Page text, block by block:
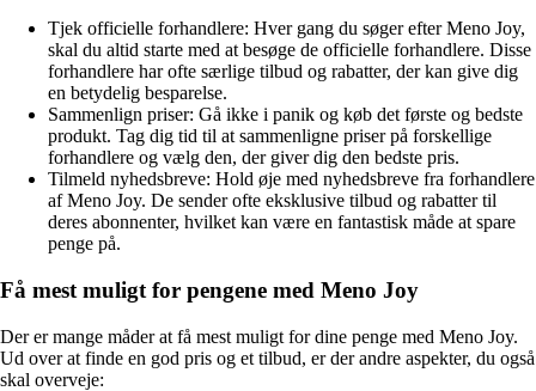
Tjek officielle forhandlere: Hver gang du søger efter Meno Joy,
skal du altid starte med at besøge de officielle forhandlere. Disse
forhandlere har ofte særlige tilbud og rabatter, der kan give dig
en betydelig besparelse.
Sammenlign priser: Gå ikke i panik og køb det første og bedste
produkt. Tag dig tid til at sammenligne priser på forskellige
forhandlere og vælg den, der giver dig den bedste pris.
Tilmeld nyhedsbreve: Hold øje med nyhedsbreve fra forhandlere
af Meno Joy. De sender ofte eksklusive tilbud og rabatter til
deres abonnenter, hvilket kan være en fantastisk måde at spare
penge på.
Få mest muligt for pengene med Meno Joy
Der er mange måder at få mest muligt for dine penge med Meno Joy.
Ud over at finde en god pris og et tilbud, er der andre aspekter, du også
skal overveje: